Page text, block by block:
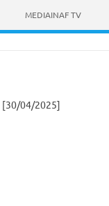
MEDIAINAF TV
[30/04/2025]